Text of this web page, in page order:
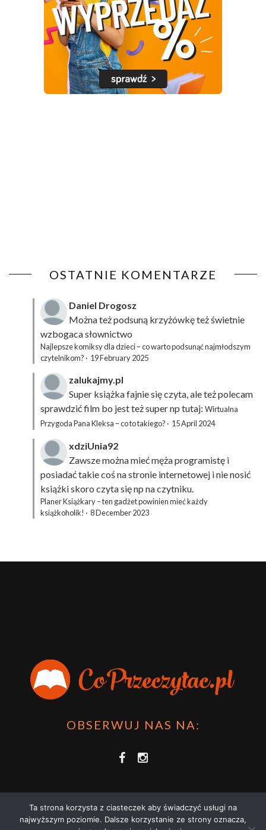
OSTATNIE KOMENTARZE
Daniel Drogosz
Można też podsuną krzyżówkęteż świetnie
wzbogaca słownictwo
Najlepsze komiksy dla dzieci – co warto podsunąć najmłodszym
czytelnikom? · 19 February 2025
zalukajmy.pl
Super książka fajnie się czyta, ale też polecam
sprawdzić film bo jest też super np tutaj: Wirtualna
Przygoda Pana Kleksa – co to takiego? · 15 April 2024
xdziUnia92
Zawsze można mieć męża programistę i
posiadać takie coś na stronie internetowej i nie nosić
książki skoro czyta się np na czytniku.
Planer Książkary – ten gadżet powinien mieć każdy
książkoholik! · 8 December 2023
OBSERWUJ NAS NA:
Ta strona korzysta z ciasteczek aby świadczyć usługi na
najwyższym poziomie. Dalsze korzystanie ze strony oznacza,